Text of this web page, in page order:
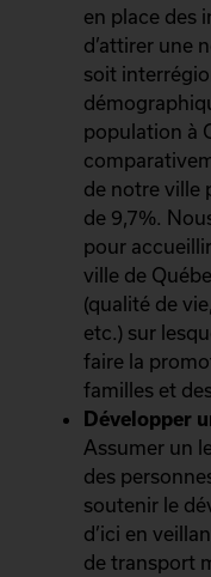
en place des
d’attirer une
soit
population à
de notre ville
de 9,7%.
pour
ville de
(qualité de
etc.) sur
faire la
familles et
Développer
Assumer un
des
soutenir le
d’ici en
de transport